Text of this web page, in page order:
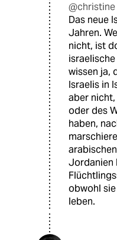
Das neue
Jahren.
nicht, ist
wissen ja,
Israelis in
aber nicht,
oder des
haben,
Jordanien
obwohl
leben.